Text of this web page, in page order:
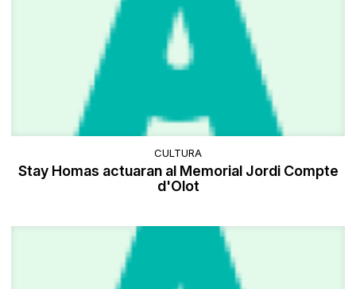
CULTURA
Stay Homas actuaran al Memorial Jordi Compte
d'Olot